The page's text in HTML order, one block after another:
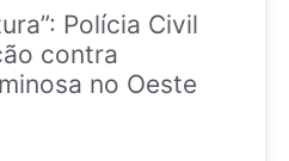
Polícia Civil
contra
no Oeste